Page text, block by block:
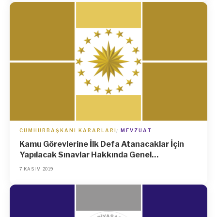
CUMHURBAŞKANI KARARLARI MEVZUAT
Kamu Görevlerine İlk Defa Atanacaklar İçin
Yapılacak Sınavlar Hakkında Genel
Yönetmelikte Değişiklik Yapılmasına Dair
7 KASIM 2019